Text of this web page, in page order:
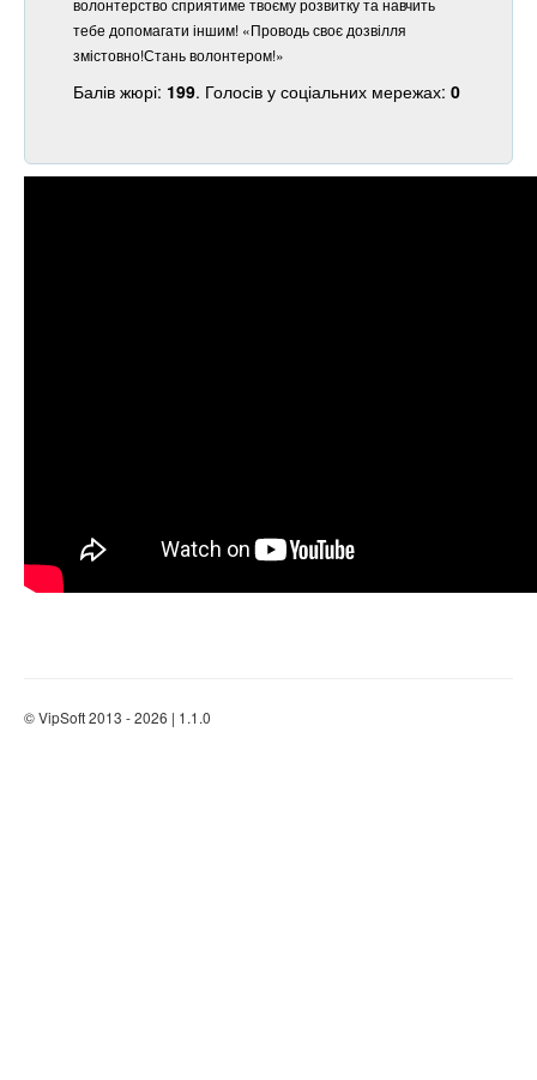
волонтерство сприятиме твоєму розвитку та навчить
тебе допомагати іншим! «Проводь своє дозвілля
змістовно!Стань волонтером!»
Балів жюрі: 199. Голосів у соціальних мережах: 0
© VipSoft 2013 - 2026 | 1.1.0